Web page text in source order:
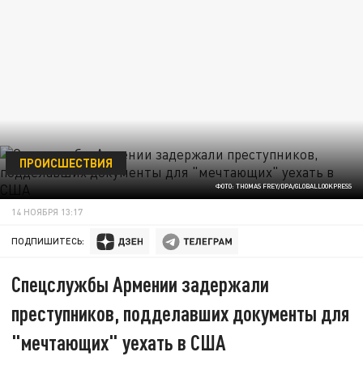
ФОТО: THOMAS FREY/DPA/GLOBALLOOKPRESS
ПРОИСШЕСТВИЯ
14 НОЯБРЯ 13:17
ПОДПИШИТЕСЬ:
Спецслужбы Армении задержали
преступников, подделавших документы для
"мечтающих" уехать в США